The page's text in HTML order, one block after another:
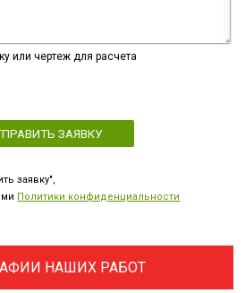
или чертеж для расчета
заявку",
Политики конфиденциальности
НАШИХ РАБОТ